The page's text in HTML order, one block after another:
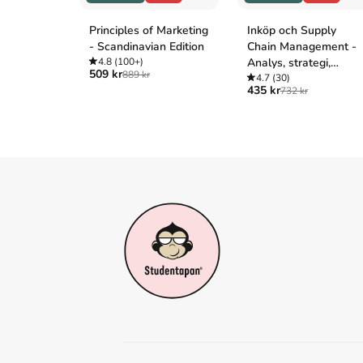
Principles of Marketing
- Scandinavian Edition
4.8 (100+)
509 kr889 kr
Inköp och Supply
Chain Management -
Analys, strategi,
planering och praktik
4.7(30)
435 kr732 kr